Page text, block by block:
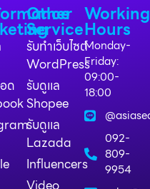
ด
Other
Service
รับทำเว็บไซต์
WordPress
รับดูแล
Shopee
รับดูแล
Lazada
Influencers
Video
Working
Hours
Monday-
Friday:
09:00-
18:00
092-
809-
9954